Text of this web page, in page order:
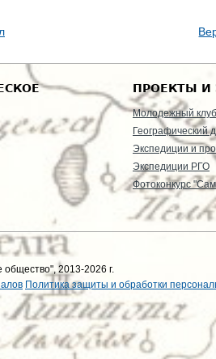
ПРОЕКТЫ И
Молодежный клуб
Географический
Экспедиции и
Экспедиции РГО
Фотоконкурс
2013-2026 г.
Политика защиты и обработки